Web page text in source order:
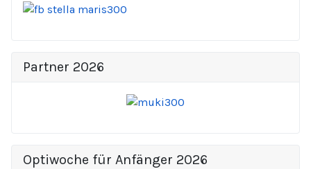
Partner 2026
Optiwoche für Anfänger 2026